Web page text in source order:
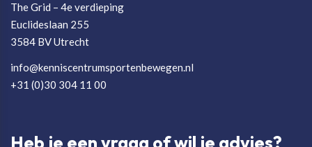
The Grid – 4e verdieping
Euclideslaan 255
3584 BV Utrecht
info@kenniscentrumsportenbewegen.nl
+31 (0)30 304 11 00